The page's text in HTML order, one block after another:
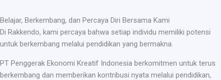
Belajar, Berkembang, dan Percaya Diri Bersama Kami
Di Rakkendo, kami percaya bahwa setiap individu memiliki potensi
untuk berkembang melalui pendidikan yang bermakna.
PT Penggerak Ekonomi Kreatif Indonesia berkomitmen untuk terus
berkembang dan memberikan kontribusi nyata melalui pendidikan,